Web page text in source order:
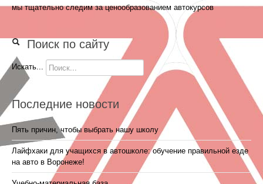
мы тщательно следим за ценообразованием автокурсов
Поиск по сайту
Искать...
Последние новости
Пять причин, чтобы выбрать нашу школу
Лайфхаки для учащихся в автошколе: обучение правильной езде
на авто в Воронеже!